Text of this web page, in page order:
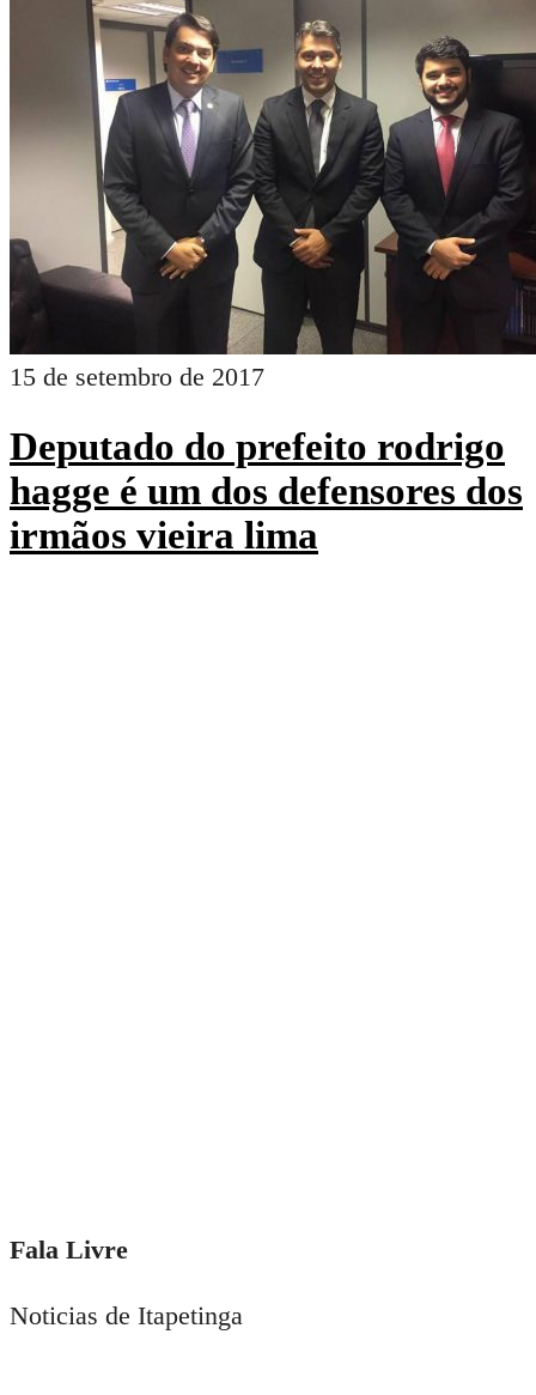
15 de setembro de 2017
Deputado do prefeito rodrigo
hagge é um dos defensores dos
irmãos vieira lima
Fala Livre
Noticias de Itapetinga